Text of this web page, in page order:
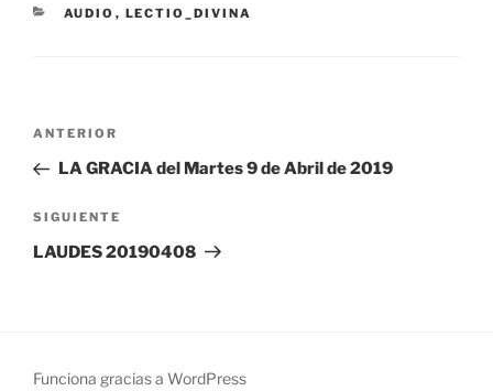
CATEGORÍAS
AUDIO , LECTIO_DIVINA
Navegación
entradas
Entrada
anterior:
ANTERIOR
LA GRACIA del Martes 9 de Abril de 2019
Siguiente
entrada
SIGUIENTE
LAUDES 20190408
Funciona gracias a WordPress